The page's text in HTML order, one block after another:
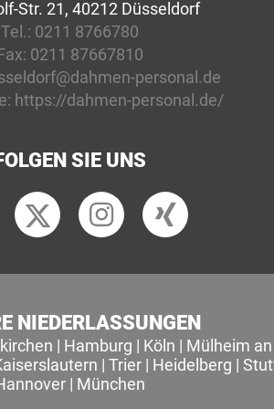
Str. 21, 40212 Düsseldorf
Tel.: 0211 8766780
0211 87667810
personal.de
https://dahmen-personal.de/
SIE UNS
NIEDERLASSUNGEN
| Hamburg | Köln | Mülheim
| Trier| Heidelberg |
| München